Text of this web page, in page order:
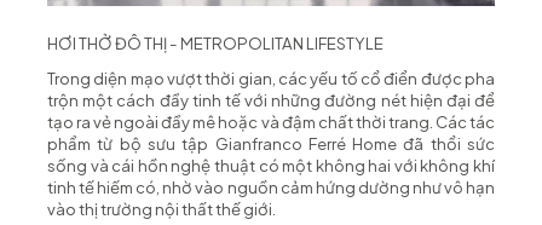
HƠI THỞ ĐÔ THỊ - METROPOLITAN LIFESTYLE
Trong diện mạo vượt thời gian, các yếu tố cổ điển được pha
trộn một cách đầy tinh tế với những đường nét hiện đại để
tạo ra vẻ ngoài đầy mê hoặc và đậm chất thời trang. Các tác
phẩm từ bộ sưu tập Gianfranco Ferré Home đã thổi sức
sống và cái hồn nghệ thuật có một không hai với không khí
tinh tế hiếm có, nhờ vào nguồn cảm hứng dường như vô hạn
vào thị trường nội thất thế giới.